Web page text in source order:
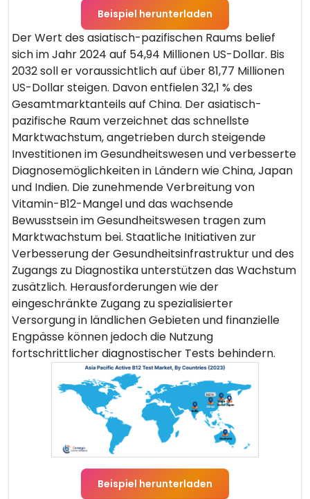
Beispiel herunterladen
Der Wert des asiatisch-pazifischen Raums belief
sich im Jahr 2024 auf 54,94 Millionen US-Dollar. Bis
2032 soll er voraussichtlich auf über 81,77 Millionen
US-Dollar steigen. Davon entfielen 32,1 % des
Gesamtmarktanteils auf China. Der asiatisch-
pazifische Raum verzeichnet das schnellste
Marktwachstum, angetrieben durch steigende
Investitionen im Gesundheitswesen und verbesserte
Diagnosemöglichkeiten in Ländern wie China, Japan
und Indien. Die zunehmende Verbreitung von
Vitamin-B12-Mangel und das wachsende
Bewusstsein im Gesundheitswesen tragen zum
Marktwachstum bei. Staatliche Initiativen zur
Verbesserung der Gesundheitsinfrastruktur und des
Zugangs zu Diagnostika unterstützen das Wachstum
zusätzlich. Herausforderungen wie der
eingeschränkte Zugang zu spezialisierter
Versorgung in ländlichen Gebieten und finanzielle
Engpässe können jedoch die Nutzung
fortschrittlicher diagnostischer Tests behindern.
Beispiel herunterladen